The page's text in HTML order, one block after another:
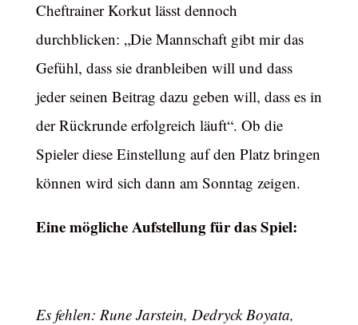
Cheftrainer Korkut lässt dennoch
durchblicken: „Die Mannschaft gibt mir das
Gefühl, dass sie dranbleiben will und dass
jeder seinen Beitrag dazu geben will, dass es in
der Rückrunde erfolgreich läuft“. Ob die
Spieler diese Einstellung auf den Platz bringen
können wird sich dann am Sonntag zeigen.
Eine mögliche Aufstellung für das Spiel:
Es fehlen: Rune Jarstein, Dedryck Boyata,